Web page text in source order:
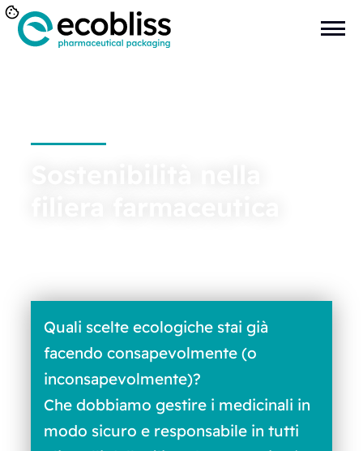
Quali scelte ecologiche stai già
facendo consapevolmente (o
inconsapevolmente)?
Che dobbiamo gestire i medicinali in
modo sicuro e responsabile in tutti